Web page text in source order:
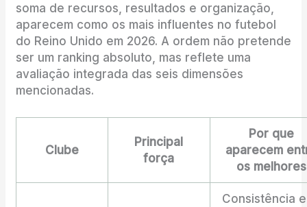
soma de recursos, resultados e organização,
aparecem como os mais influentes no futebol
do Reino Unido em 2026. A ordem não pretende
ser um ranking absoluto, mas reflete uma
avaliação integrada das seis dimensões
mencionadas.
Clube
Principal
força
Por que
aparecem
os melhores
Consistência